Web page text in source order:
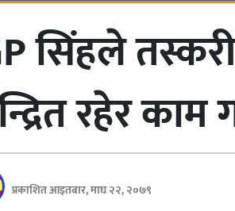
सिंहले
रहेर काम
प्रकाशित आइतबार, माघ २२, २०७९